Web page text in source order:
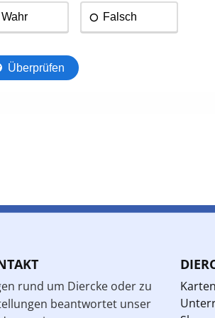
rund um Diercke oder zu
beantwortet unser
Karten